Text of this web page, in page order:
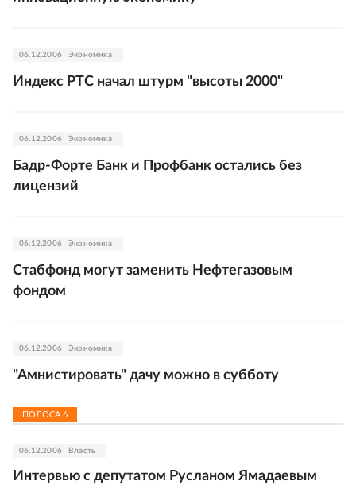
06.12.2006 Экономика
Индекс РТС начал штурм "высоты 2000"
06.12.2006 Экономика
Бадр-Форте Банк и Профбанк остались без
лицензий
06.12.2006 Экономика
Стабфонд могут заменить Нефтегазовым
фондом
06.12.2006 Экономика
"Амнистировать" дачу можно в субботу
ПОЛОСА 6
06.12.2006 Власть
Интервью с депутатом Русланом Ямадаевым